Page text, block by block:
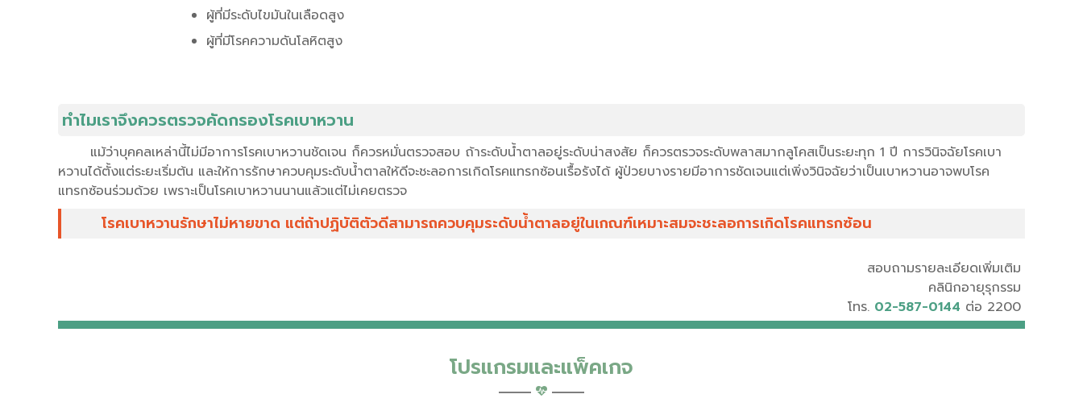
ผู้ที่มีระดับไขมันในเลือดสูง
ผู้ที่มีโรคความดันโลหิตสูง
ทำไมเราจึงควรตรวจคัดกรองโรคเบาหวาน
แม้ว่าบุคคลเหล่านี้ไม่มีอาการโรคเบาหวานชัดเจน ก็ควรหมั่นตรวจสอบ ถ้าระดับน้ำตาลอยู่ระดับน่าสงสัย ก็ควรตรวจระดับพลาสมากลูโคสเป็นระยะทุก 1 ปี การวินิจฉัยโรคเบา
หวานได้ตั้งแต่ระยะเริ่มต้น และให้การรักษาควบคุมระดับน้ำตาลให้ดีจะชะลอการเกิดโรคแทรกซ้อนเรื้อรังได้ ผู้ป่วยบางรายมีอาการชัดเจนแต่เพิ่งวินิจฉัยว่าเป็นเบาหวานอาจพบโรค
แทรกซ้อนร่วมด้วย เพราะเป็นโรคเบาหวานนานแล้วแต่ไม่เคยตรวจ
โรคเบาหวานรักษาไม่หายขาด แต่ถ้าปฏิบัติตัวดีสามารถควบคุมระดับน้ำตาลอยู่ในเกณฑ์เหมาะสมจะชะลอการเกิดโรคแทรกซ้อน
สอบถามรายละเอียดเพิ่มเติม
คลินิกอายุรุกรรม
โทร. 02-587-0144 ต่อ 2200
โปรแกรมและแพ็คเกจ